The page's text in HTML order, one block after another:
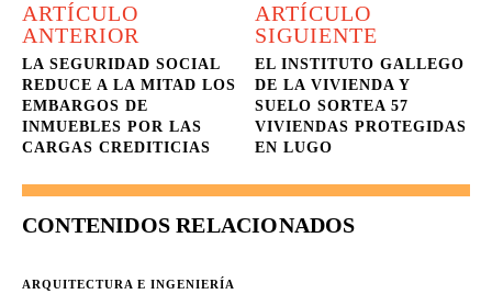
ARTÍCULO
ANTERIOR
LA SEGURIDAD SOCIAL
REDUCE A LA MITAD LOS
EMBARGOS DE
INMUEBLES POR LAS
CARGAS CREDITICIAS
ARTÍCULO
SIGUIENTE
EL INSTITUTO GALLEGO
DE LA VIVIENDA Y
SUELO SORTEA 57
VIVIENDAS PROTEGIDAS
EN LUGO
CONTENIDOS RELACIONADOS
ARQUITECTURA E INGENIERÍA